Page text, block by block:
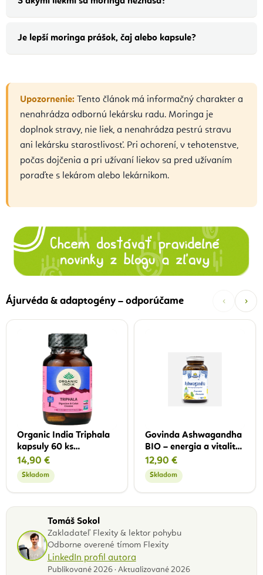
Je lepší moringa prášok, čaj alebo kapsule?
Upozornenie: Tento článok má informačný charakter a
nenahrádza odbornú lekársku radu. Moringa je
doplnok stravy, nie liek, a nenahrádza pestrú stravu
ani lekársku starostlivosť. Pri ochorení, v tehotenstve,
počas dojčenia a pri užívaní liekov sa pred užívaním
poraďte s lekárom alebo lekárnikom.
Ájurvéda & adaptogény – odporúčame ‹ ›
Organic India Triphala
kapsuly 60 ks
detoxikácia organizmu
14,90 €
Skladom
Govinda Ashwagandha
BIO – energia a vitalita,
90 kapsúl
12,90 €
Skladom
Tomáš Sokol
Zakladateľ Flexity & lektor pohybu
Odborne overené tímom Flexity
LinkedIn profil autora
Publikované 2026 · Aktualizované 2026